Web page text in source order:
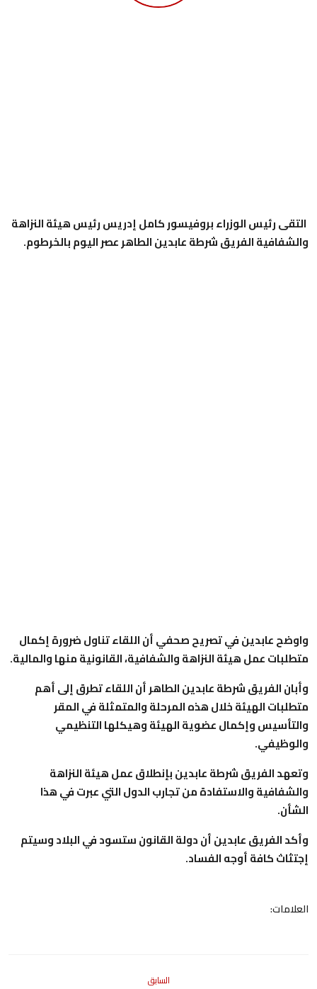
التقى رئيس الوزراء بروفيسور كامل إدريس رئيس هيئة النزاهة
والشفافية الفريق شرطة عابدين الطاهر عصر اليوم بالخرطوم.
واوضح عابدين في تصريح صحفي أن اللقاء تناول ضرورة إكمال
متطلبات عمل هيئة النزاهة والشفافية، القانونية منها والمالية.
وأبان الفريق شرطة عابدين الطاهر أن اللقاء تطرق إلى أهم
متطلبات الهيئة خلال هذه المرحلة والمتمثلة في المقر
والتأسيس وإكمال عضوية الهيئة وهيكلها التنظيمي
والوظيفي.
وتعهد الفريق شرطة عابدين بإنطلاق عمل هيئة النزاهة
والشفافية والاستفادة من تجارب الدول التي عبرت في هذا
الشأن.
وأكد الفريق عابدين أن دولة القانون ستسود في البلاد وسيتم
إجتثاث كافة أوجه الفساد.
العلامات:
السابق